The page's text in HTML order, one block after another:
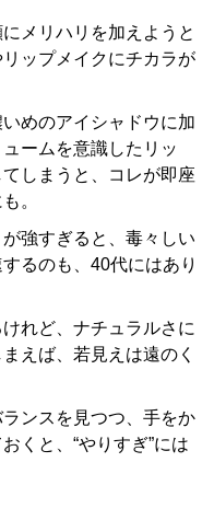
メリハリを加えようと
ップメイクにチカラが
めのアイシャドウに加
ームを意識したリッ
しまうと、コレが即座
。
強すぎると、毒々しい
るのも、40代にはあり
れど、ナチュラルさに
えば、若見えは遠のく
ンスを見つつ、手をか
くと、“やりすぎ”には